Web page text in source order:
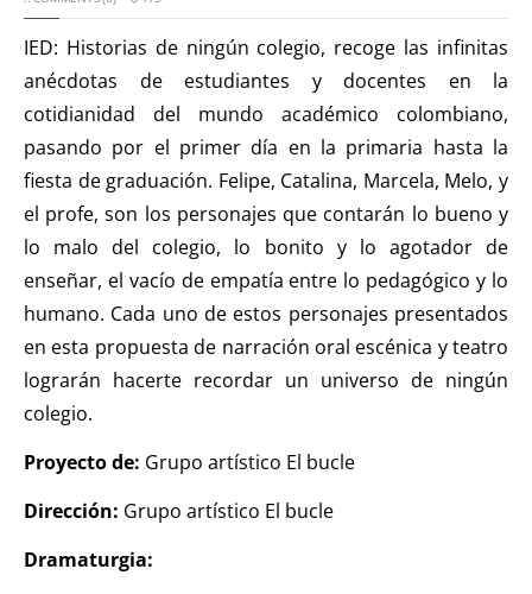
IED: Historias de ningún colegio, recoge las infinitas
anécdotas de estudiantes y docentes en la
cotidianidad del mundo académico colombiano,
pasando por el primer día en la primaria hasta la
fiesta de graduación. Felipe, Catalina, Marcela, Melo, y
el profe, son los personajes que contarán lo bueno y
lo malo del colegio, lo bonito y lo agotador de
enseñar, el vacío de empatía entre lo pedagógico y lo
humano. Cada uno de estos personajes presentados
en esta propuesta de narración oral escénica y teatro
lograrán hacerte recordar un universo de ningún
colegio.
Proyecto de: Grupo artístico El bucle
Dirección: Grupo artístico El bucle
Dramaturgia: